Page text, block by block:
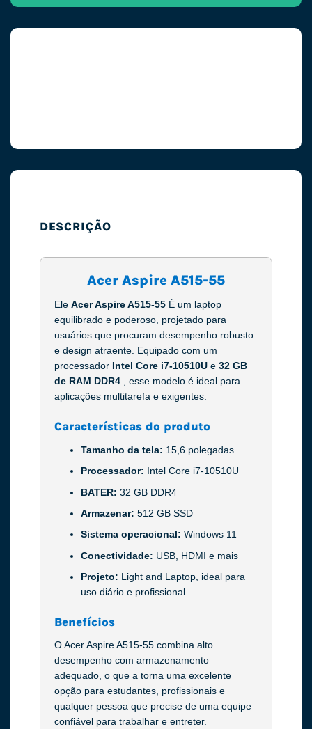
DESCRIÇÃO
Acer Aspire A515-55
Ele Acer Aspire A515-55 É um laptop
equilibrado e poderoso, projetado para
usuários que procuram desempenho robusto
e design atraente. Equipado com um
processador Intel Core i7-10510U e 32 GB
de RAM DDR4 , esse modelo é ideal para
aplicações multitarefa e exigentes.
Características do produto
Tamanho da tela: 15,6 polegadas
Processador: Intel Core i7-10510U
BATER: 32 GB DDR4
Armazenar: 512 GB SSD
Sistema operacional: Windows 11
Conectividade: USB, HDMI e mais
Projeto: Light and Laptop, ideal para
uso diário e profissional
Benefícios
O Acer Aspire A515-55 combina alto
desempenho com armazenamento
adequado, o que a torna uma excelente
opção para estudantes, profissionais e
qualquer pessoa que precise de uma equipe
confiável para trabalhar e entreter.